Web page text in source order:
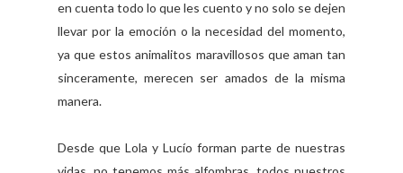
en cuenta todo lo que les cuento y no solo se dejen
llevar por la emoción o la necesidad del momento,
ya que estos animalitos maravillosos que aman tan
sinceramente, merecen ser amados de la misma
manera.
Desde que Lola y Lucío forman parte de nuestras